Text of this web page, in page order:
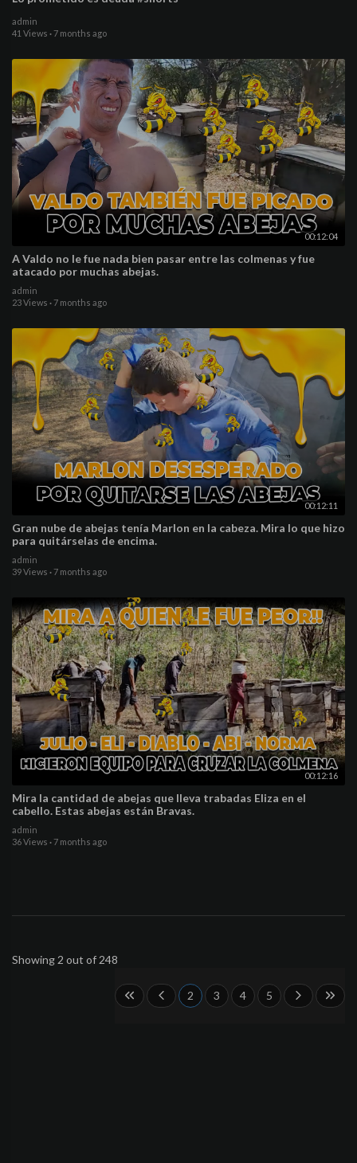
admin
41 Views ·7 months ago
00:12:04
A Valdo no le fue nada bien pasar entre las colmenas y fue
atacado por muchas abejas.
admin
23 Views ·7 months ago
00:12:11
Gran nube de abejas tenía Marlon en la cabeza. Mira lo que hizo
para quitárselas de encima.
admin
39 Views ·7 months ago
00:12:16
Mira la cantidad de abejas que lleva trabadas Eliza en el
cabello. Estas abejas están Bravas.
admin
36 Views ·7 months ago
Showing 2 out of 248
2 3 4 5